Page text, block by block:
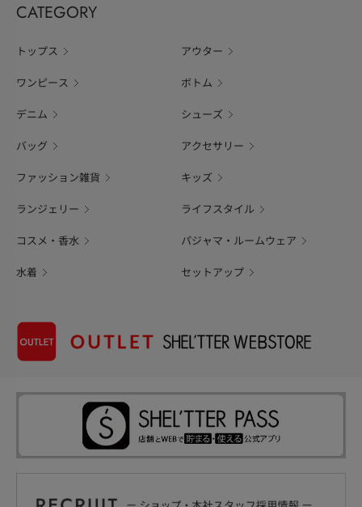
CATEGORY
トップス アウター
ワンピース ボトム
デニム シューズ
バッグ アクセサリー
ファッション雑貨 キッズ
ランジェリー ライフスタイル
コスメ・香水 パジャマ・ルームウェア
水着 セットアップ